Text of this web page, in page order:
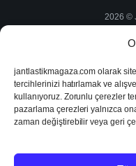
jantlastikmagaza.com olarak
tercihlerinizi hatırlamak ve
kullanıyoruz. Zorunlu çerezler
pazarlama çerezleri yalnızca
zaman değiştirebilir veya geri
2026 ©
KVKK ve Gizlilik